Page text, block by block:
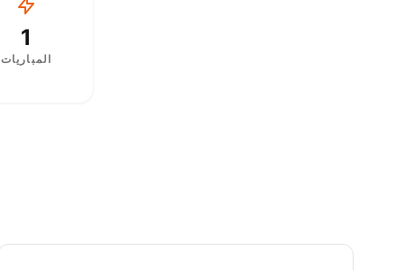
1
المباريات